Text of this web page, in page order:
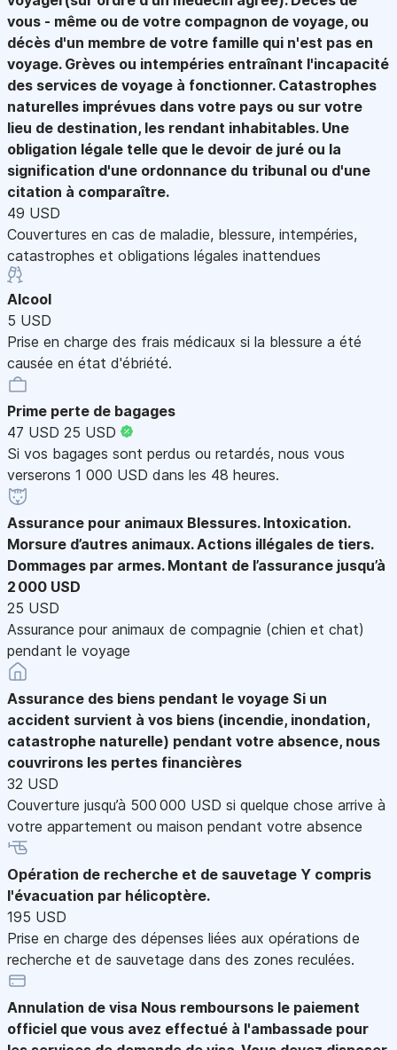
vous - même ou de votre compagnon de voyage, ou
décès d'un membre de votre famille qui n'est pas en
voyage. Grèves ou intempéries entraînant l'incapacité
des services de voyage à fonctionner. Catastrophes
naturelles imprévues dans votre pays ou sur votre
lieu de destination, les rendant inhabitables. Une
obligation légale telle que le devoir de juré ou la
signification d'une ordonnance du tribunal ou d'une
citation à comparaître.
49 USD
Couvertures en cas de maladie, blessure, intempéries,
catastrophes et obligations légales inattendues
Alcool
5 USD
Prise en charge des frais médicaux si la blessure a été
causée en état d'ébriété.
Prime perte de bagages
47 USD 25 USD
Si vos bagages sont perdus ou retardés, nous vous
verserons 1 000 USD dans les 48 heures.
Assurance pour animaux Blessures. Intoxication.
Morsure d’autres animaux. Actions illégales de tiers.
Dommages par armes. Montant de l’assurance jusqu’à
2 000 USD
25 USD
Assurance pour animaux de compagnie (chien et chat)
pendant le voyage
Assurance des biens pendant le voyage Si un
accident survient à vos biens (incendie, inondation,
catastrophe naturelle) pendant votre absence, nous
couvrirons les pertes financières
32 USD
Couverture jusqu’à 500 000 USD si quelque chose arrive à
votre appartement ou maison pendant votre absence
Opération de recherche et de sauvetage Y compris
l'évacuation par hélicoptère.
195 USD
Prise en charge des dépenses liées aux opérations de
recherche et de sauvetage dans des zones reculées.
Annulation de visa Nous remboursons le paiement
officiel que vous avez effectué à l'ambassade pour